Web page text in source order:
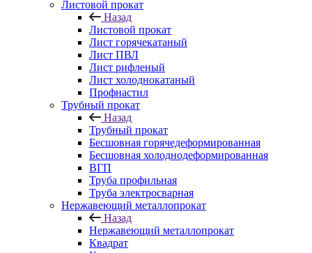
Листовой прокат
Назад
Листовой прокат
Лист горячекатаный
Лист ПВЛ
Лист рифленый
Лист холоднокатаный
Профнастил
Трубный прокат
Назад
Трубный прокат
Бесшовная горячедеформированная
Бесшовная холоднодеформированная
ВГП
Труба профильная
Труба электросварная
Нержавеющий металлопрокат
Назад
Нержавеющий металлопрокат
Квадрат